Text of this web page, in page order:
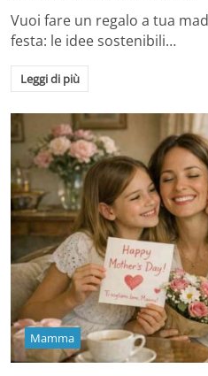
Vuoi fare un regalo a tua
festa: le idee sostenibili…
Leggi di più
Mamma